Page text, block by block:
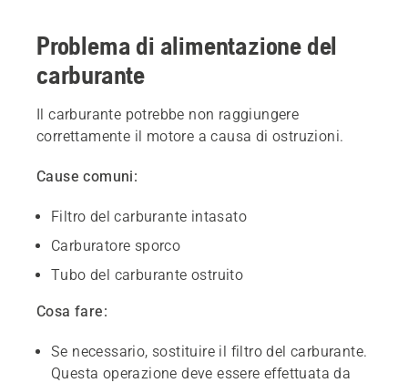
Problema di alimentazione del
carburante
Il carburante potrebbe non raggiungere
correttamente il motore a causa di ostruzioni.
Cause comuni:
Filtro del carburante intasato
Carburatore sporco
Tubo del carburante ostruito
Cosa fare:
Se necessario, sostituire il filtro del carburante.
Questa operazione deve essere effettuata da